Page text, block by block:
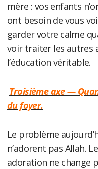
mère : vos enfants
ont besoin de vous
garder votre calme
voir traiter les autres
l’éducation véritable.
Troisième axe —
du foyer.
Le problème
n’adorent pas Allah.
adoration ne change